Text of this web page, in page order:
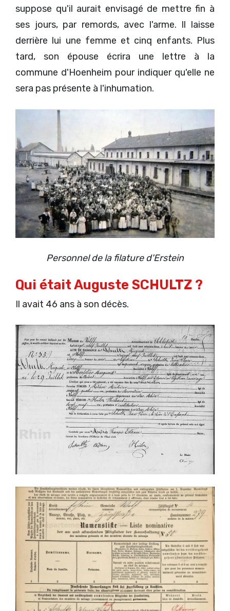
suppose qu'il aurait envisagé de mettre fin à
ses jours, par remords, avec l'arme. Il laisse
derrière lui une femme et cinq enfants. Plus
tard, son épouse écrira une lettre à la
commune d'Hoenheim pour indiquer qu'elle ne
sera pas présente à l'inhumation.
Personnel de la filature d'Erstein
Qui était Auguste SCHULTZ ?
Il avait 46 ans à son décès.